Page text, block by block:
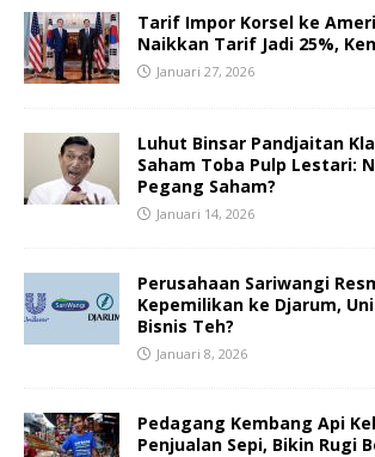
Tarif Impor Korsel ke
Naikkan Tarif Jadi 25%,
Januari 27, 2026
Luhut Binsar Pandjaitan
Saham Toba Pulp Lestari:
Pegang Saham?
Januari 14, 2026
Perusahaan Sariwangi
Kepemilikan ke Djarum,
Bisnis Teh?
Januari 8, 2026
Pedagang Kembang Api
Penjualan Sepi, Bikin Rugi